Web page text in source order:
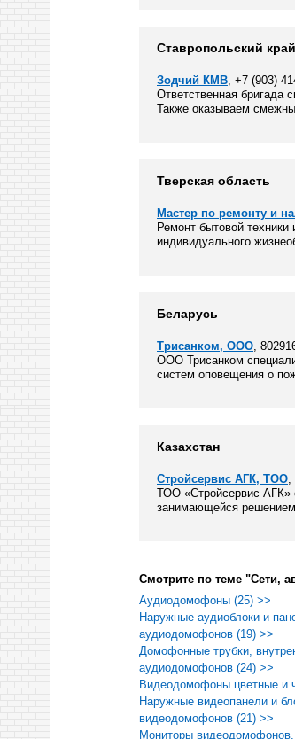
Ставропольский край
Зодчий КМВ, +7 (903)
Ответственная бригада
Также оказываем
Тверская область
Мастер по ремонту и
Ремонт бытовой
индивидуального
Беларусь
Трисанком, ООО,
ООО Трисанком
систем оповещения о
Казахстан
Стройсервис АГК, ТОО,
ТОО «Стройсервис АГК»
занимающейся
Смотрите по теме "Сети,
Аудиодомофоны (25) >>
Наружные аудиоблоки и
аудиодомофонов (19) >>
Домофонные трубки,
аудиодомофонов (24) >>
Видеодомофоны цветные и
Наружные видеопанели и
видеодомофонов (21) >>
Мониторы видеодомофонов,